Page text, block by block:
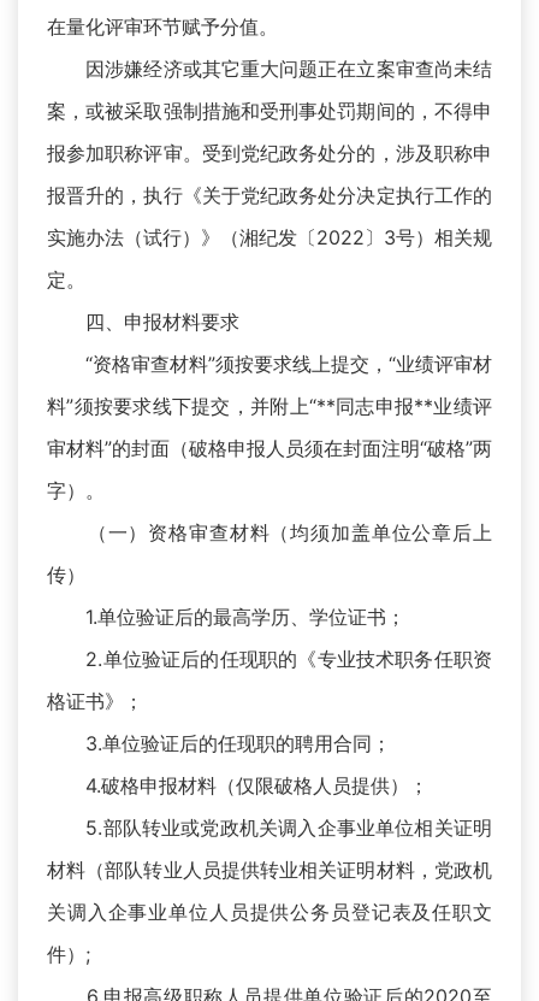
在量化评审环节赋予分值。
因涉嫌经济或其它重大问题正在立案审查尚未结
案，或被采取强制措施和受刑事处罚期间的，不得申
报参加职称评审。受到党纪政务处分的，涉及职称申
报晋升的，执行《关于党纪政务处分决定执行工作的
实施办法（试行）》（湘纪发〔2022〕3号）相关规
定。
四、申报材料要求
“资格审查材料”须按要求线上提交，“业绩评审材
料”须按要求线下提交，并附上“**同志申报**业绩评
审材料”的封面（破格申报人员须在封面注明“破格”两
字）。
（一）资格审查材料（均须加盖单位公章后上
传）
1.单位验证后的最高学历、学位证书；
2.单位验证后的任现职的《专业技术职务任职资
格证书》；
3.单位验证后的任现职的聘用合同；
4.破格申报材料（仅限破格人员提供）；
5.部队转业或党政机关调入企事业单位相关证明
材料（部队转业人员提供转业相关证明材料，党政机
关调入企事业单位人员提供公务员登记表及任职文
件）;